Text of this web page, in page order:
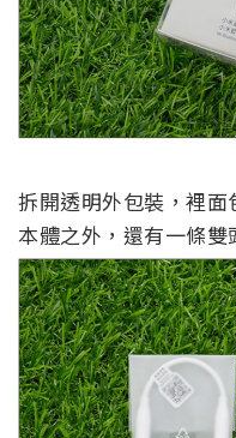
拆開透明外包裝，裡
本體之外，還有一條